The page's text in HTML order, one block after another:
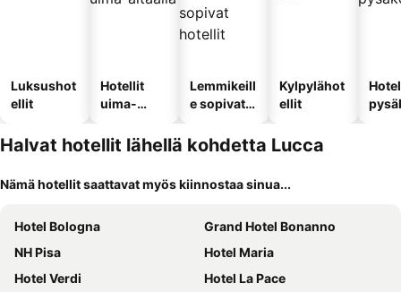
Luksushot
ellit
Hotellit
uima-
Lemmikeill
e sopivat
Kylpylähot
ellit
Halvat hotellit lähellä kohdetta Lucca
Nämä hotellit saattavat myös kiinnostaa sinua...
Hotel Bologna
Grand Hotel Bonanno
NH Pisa
Hotel Maria
Hotel Verdi
Hotel La Pace